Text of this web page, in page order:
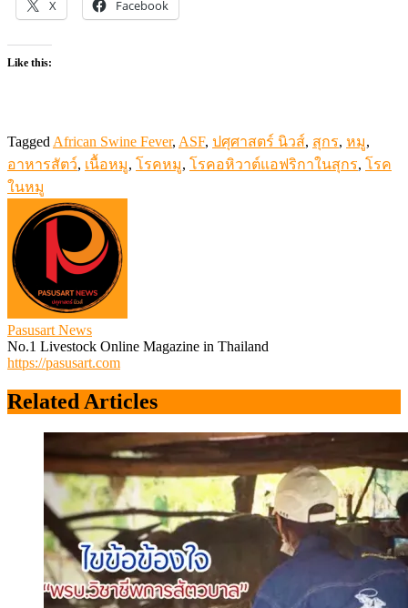
X Facebook
Like this:
Tagged African Swine Fever, ASF, ปศุศาสตร์ นิวส์, สุกร, หมู,
อาหารสัตว์, เนื้อหมู, โรคหมู, โรคอหิวาต์แอฟริกาในสุกร, โรค
ในหมู
Pasusart News
No.1 Livestock Online Magazine in Thailand
https://pasusart.com
Related Articles